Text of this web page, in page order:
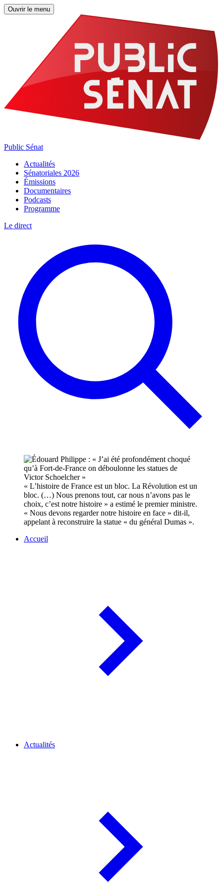
Ouvrir le menu
Public Sénat
Actualités
Sénatoriales 2026
Émissions
Documentaires
Podcasts
Programme
Le direct
« L’histoire de France est un bloc. La Révolution est un
bloc. (…) Nous prenons tout, car nous n’avons pas le
choix, c’est notre histoire » a estimé le premier ministre.
« Nous devons regarder notre histoire en face » dit-il,
appelant à reconstruire la statue « du général Dumas ».
Accueil
Actualités